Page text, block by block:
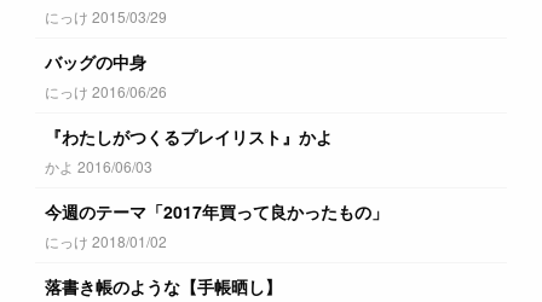
にっけ 2015/03/29
バッグの中身
にっけ 2016/06/26
『わたしがつくるプレイリスト』かよ
かよ 2016/06/03
今週のテーマ「2017年買って良かったもの」
にっけ 2018/01/02
落書き帳のような【手帳晒し】